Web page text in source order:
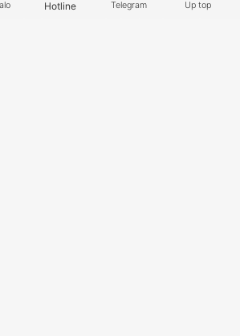
Hotline Telegram Up top